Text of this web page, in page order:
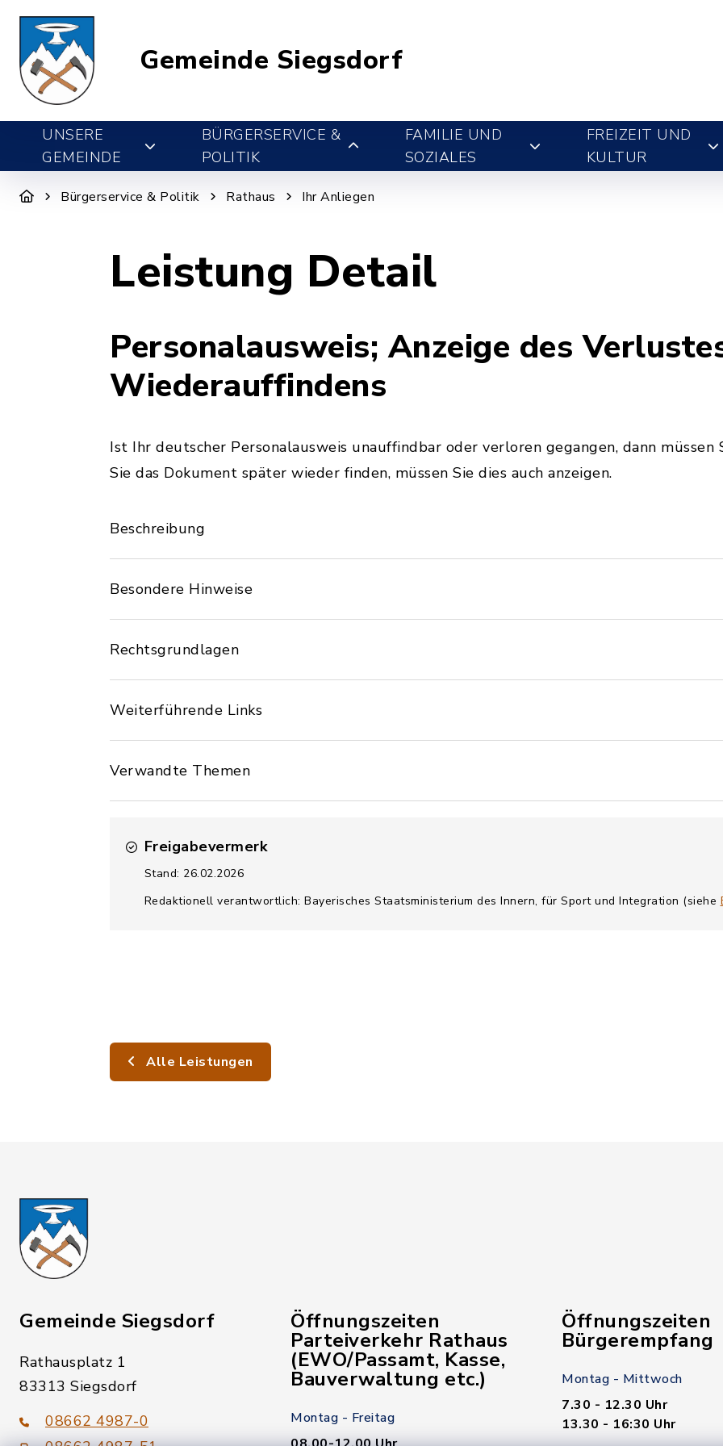
Gemeinde Siegsdorf
UNSERE
GEMEINDE
BÜRGERSERVICE &
POLITIK
FAMILIE UND
SOZIALES
FREIZEIT UND
KULTUR
Bürgerservice & Politik Rathaus Ihr Anliegen
Leistung Detail
Personalausweis; Anzeige des
Wiederauffindens
Ist Ihr deutscher Personalausweis unauffindbar oder verloren gegangen, dann
Sie das Dokument später wieder finden, müssen Sie dies auch anzeigen.
Beschreibung
Besondere Hinweise
Rechtsgrundlagen
Weiterführende Links
Verwandte Themen
Freigabevermerk
Stand: 26.02.2026
Redaktionell verantwortlich: Bayerisches Staatsministerium des Innern, für Sport und Integration (siehe
Alle Leistungen
Gemeinde Siegsdorf
Rathausplatz 1
83313 Siegsdorf
08662 4987-0
Öffnungszeiten
Parteiverkehr Rathaus
(EWO/Passamt, Kasse,
Bauverwaltung etc.)
Montag - Freitag
Öffnungszeiten
Bürgerempfang
Montag - Mittwoch
7.30 - 12.30 Uhr
13.30 - 16:30 Uhr